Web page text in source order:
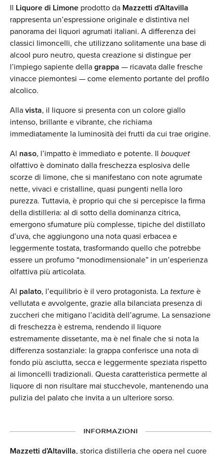
Il Liquore di Limone prodotto da Mazzetti d’Altavilla
rappresenta un’espressione originale e distintiva nel
panorama dei liquori agrumati italiani. A differenza dei
classici limoncelli, che utilizzano solitamente una base di
alcool puro neutro, questa creazione si distingue per
l’impiego sapiente dellagrappa — ricavata dalle fresche
vinacce piemontesi — come elemento portante del profilo
alcolico.
Allavista, il liquore si presenta con un colore giallo
intenso, brillante e vibrante, che richiama
immediatamente la luminosità dei frutti da cui trae origine.
Al naso, l’impatto è immediato e potente. Il bouquet
olfattivo è dominato dalla freschezza esplosiva delle
scorze di limone, che si manifestano con note agrumate
nette, vivaci e cristalline, quasi pungenti nella loro
purezza. Tuttavia, è proprio qui che si percepisce la firma
della distilleria: al di sotto della dominanza citrica,
emergono sfumature più complesse, tipiche del distillato
d’uva, che aggiungono una nota quasi erbacea e
leggermente tostata, trasformando quello che potrebbe
essere un profumo “monodimensionale” in un’esperienza
olfattiva più articolata.
Al palato, l’equilibrio è il vero protagonista. Latextureè
vellutata e avvolgente, grazie alla bilanciata presenza di
zuccheri che mitigano l’acidità dell’agrume. La sensazione
di freschezza è estrema, rendendo il liquore
estremamente dissetante, ma è nel finale che si nota la
differenza sostanziale: la grappa conferisce una nota di
fondo più asciutta, secca e leggermente speziata rispetto
ai limoncelli tradizionali. Questa caratteristica permette al
liquore di non risultare mai stucchevole, mantenendo una
pulizia del palato che invita a un ulteriore sorso.
INFORMAZIONI
Mazzetti d’Altavilla, storica distilleria che opera nel cuore